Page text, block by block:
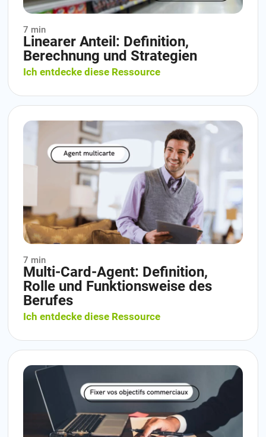
7 min
Linearer Anteil: Definition,
Berechnung und Strategien
Ich entdecke diese Ressource
7 min
Multi-Card-Agent: Definition,
Rolle und Funktionsweise des
Berufes
Ich entdecke diese Ressource